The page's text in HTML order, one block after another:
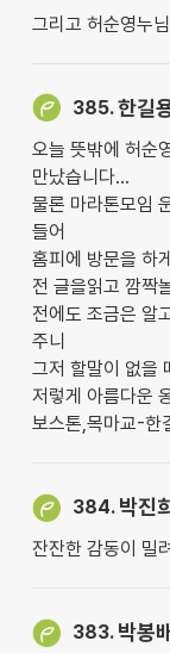
그리고 허순영누
385.한길
오늘 뜻밖에 허순
만났습니다...
물론 마라톤모임
들어
홈피에 방문을 하
전 글을읽고 깜짝
전에도 조금은 알
주니
그저 할말이 없을
저렇게 아름다운
보스톤,목마교-한
384. 박진희
잔잔한 감동이 밀
383. 박봉배